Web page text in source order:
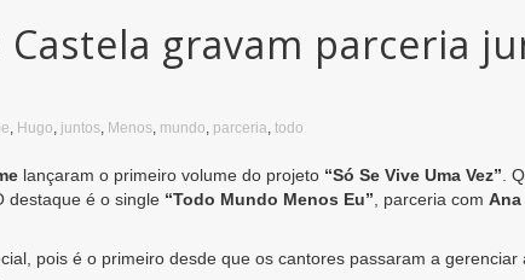
gravam parceria
, Hugo, juntos, Menos, mundo, parceria, todo
lançaram o primeiro volume do projeto “Só Se Vive Uma Vez” .
destaque é o single “Todo Mundo Menos Eu” , parceria com Ana
pois é o primeiro desde que os cantores passaram a